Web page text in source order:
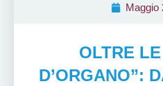
Maggio
OLTRE
D’ORGANO”: